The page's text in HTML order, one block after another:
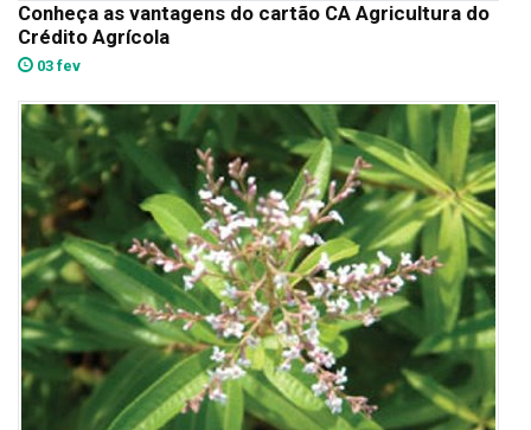
Conheça as vantagens do cartão CA Agricultura do
Crédito Agrícola
03 fev